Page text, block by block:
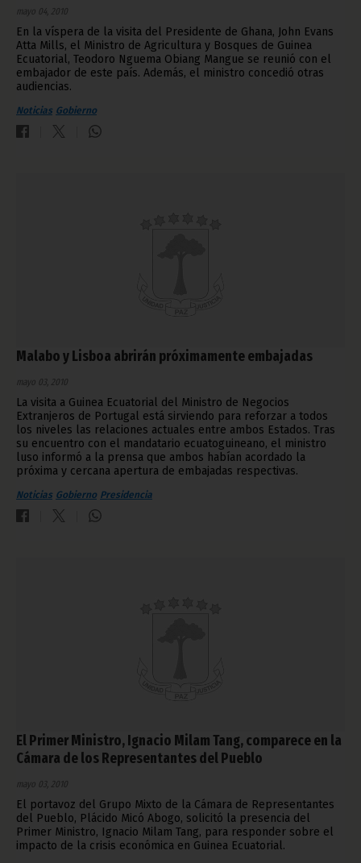
mayo 04, 2010
En la víspera de la visita del Presidente de Ghana, John Evans
Atta Mills, el Ministro de Agricultura y Bosques de Guinea
Ecuatorial, Teodoro Nguema Obiang Mangue se reunió con el
embajador de este país. Además, el ministro concedió otras
audiencias.
Noticias Gobierno
Malabo y Lisboa abrirán próximamente embajadas
mayo 03, 2010
La visita a Guinea Ecuatorial del Ministro de Negocios
Extranjeros de Portugal está sirviendo para reforzar a todos
los niveles las relaciones actuales entre ambos Estados. Tras
su encuentro con el mandatario ecuatoguineano, el ministro
luso informó a la prensa que ambos habían acordado la
próxima y cercana apertura de embajadas respectivas.
Noticias Gobierno Presidencia
El Primer Ministro, Ignacio Milam Tang, comparece en la
Cámara de los Representantes del Pueblo
mayo 03, 2010
El portavoz del Grupo Mixto de la Cámara de Representantes
del Pueblo, Plácido Micó Abogo, solicitó la presencia del
Primer Ministro, Ignacio Milam Tang, para responder sobre el
impacto de la crisis económica en Guinea Ecuatorial.